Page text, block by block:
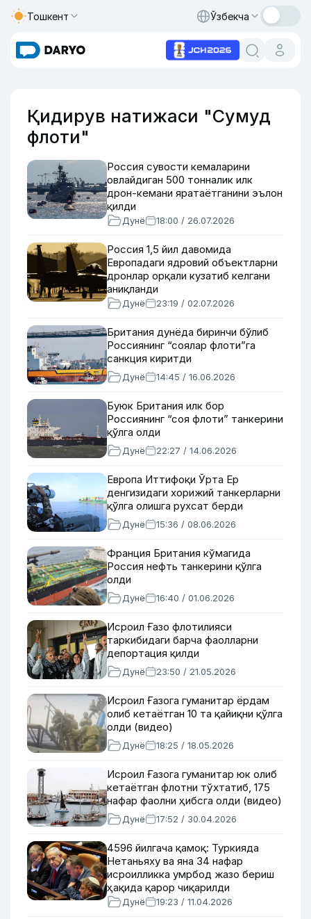
Тошкент Ўзбекча
Қидирув натижаси "Сумуд
флоти"
Россия сувости кемаларини
овлайдиган 500 тонналик илк
дрон-кемани яратаётганини эълон
қилди
Дунё 18:00 / 26.07.2026
Россия 1,5 йил давомида
Европадаги ядровий объектларни
дронлар орқали кузатиб келгани
аниқланди
Дунё 23:19 / 02.07.2026
Британия дунёда биринчи бўлиб
Россиянинг “соялар флоти”га
санкция киритди
Дунё 14:45 / 16.06.2026
Буюк Британия илк бор
Россиянинг “соя флоти” танкерини
қўлга олди
Дунё 22:27 / 14.06.2026
Европа Иттифоқи Ўрта Ер
денгизидаги хорижий танкерларни
қўлга олишга рухсат берди
Дунё 15:36 / 08.06.2026
Франция Британия кўмагида
Россия нефть танкерини қўлга
олди
Дунё 16:40 / 01.06.2026
Исроил Ғазо флотилияси
таркибидаги барча фаолларни
депортация қилди
Дунё 23:50 / 21.05.2026
Исроил Ғазога гуманитар ёрдам
олиб кетаётган 10 та қайиқни қўлга
олди (видео)
Дунё 18:25 / 18.05.2026
Исроил Ғазога гуманитар юк олиб
кетаётган флотни тўхтатиб, 175
нафар фаолни ҳибсга олди (видео)
Дунё 17:52 / 30.04.2026
4596 йилгача қамоқ: Туркияда
Нетаньяху ва яна 34 нафар
исроилликка умрбод жазо бериш
ҳақида қарор чиқарилди
Дунё 19:23 / 11.04.2026